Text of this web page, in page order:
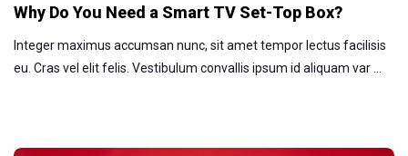
Why Do You Need a Smart TV Set-Top Box?
Integer maximus accumsan nunc, sit amet tempor lectus facilisis
eu. Cras vel elit felis. Vestibulum convallis ipsum id aliquam var …